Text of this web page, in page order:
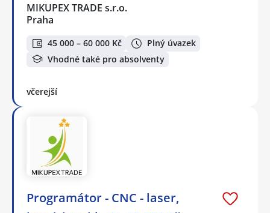
MIKUPEX TRADE s.r.o.
Praha
45 000 – 60 000 Kč
Plný úvazek
Vhodné také pro absolventy
včerejší
Programátor - CNC - laser,